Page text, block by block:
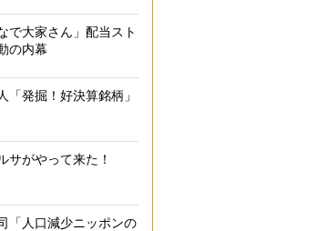
陽で、海一面がオレンジ色に染まる。四季折々の素材
で大家さん」配当スト
の内幕
「発掘！好決算銘柄」
サがやって来た！
「人口減少ニッポンの